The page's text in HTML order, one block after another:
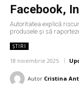
Facebook,
Autoritatea explică
produsele și să
ȘTIRI
18 noiembrie 2025
Autor Cristina